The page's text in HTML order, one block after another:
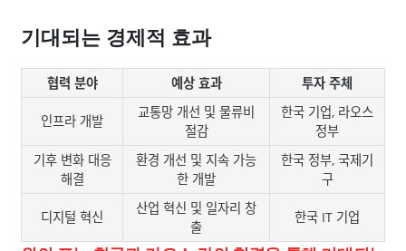
기대되는 경제적 효과
협력 분야 예상 효과 투자 주체
인프라 개발
교통망 개선 및 물류비
절감
한국 기업, 라오스
정부
기후 변화 대응
해결
환경 개선 및 지속 가능
한 개발
한국 정부, 국제기
구
디지털 혁신
산업 혁신 및 일자리 창
출
한국 IT 기업